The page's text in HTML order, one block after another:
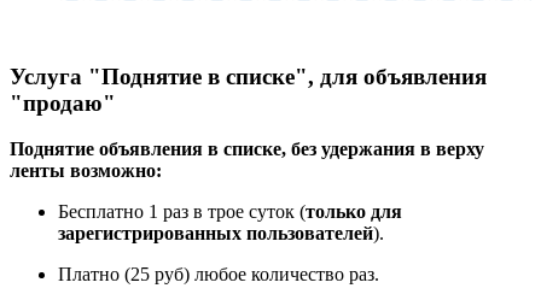
Услуга "Поднятие в списке", для объявления
"продаю"
Поднятие объявления в списке, без удержания в верху
ленты возможно:
Бесплатно 1 раз в трое суток (только для
зарегистрированных пользователей).
Платно (25 руб) любое количество раз.